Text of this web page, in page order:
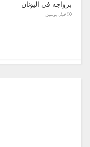
بزواجه في اليونان
قبل يومين